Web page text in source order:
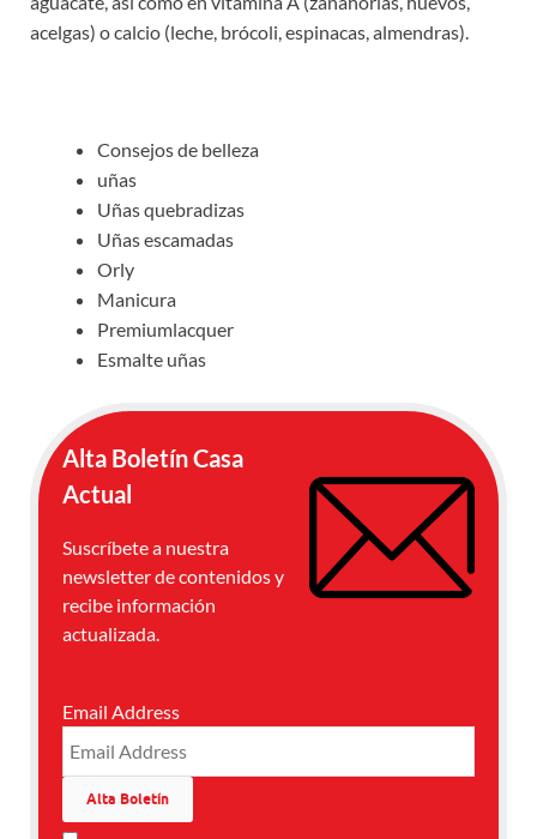
acelgas) o calcio (leche, brócoli, espinacas, almendras).
Consejos de belleza
uñas
Uñas quebradizas
Uñas escamadas
Orly
Manicura
Premiumlacquer
Esmalte uñas
Alta Boletín Casa
Actual
Suscríbete a nuestra
newsletter de contenidos y
recibe información
actualizada.
Email Address